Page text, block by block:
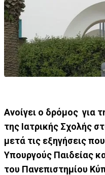
Ανοίγει ο δρόμος για
της Ιατρικής Σχολής
μετά τις εξηγήσεις
Υπουργούς Παιδείας
του Πανεπιστημίου